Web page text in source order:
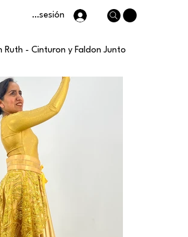
Iniciar sesión
Ruth - Cinturon y Faldon Junto